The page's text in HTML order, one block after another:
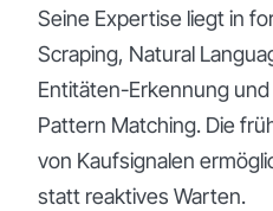
Seine Expertise liegt in
Scraping, Natural
Entitäten-Erkennung
Pattern Matching. Die
von Kaufsignalen
statt reaktives Warten.